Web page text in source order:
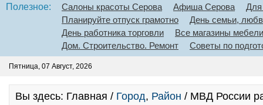
Полезное: Салоны красоты Серова Афиша Серова
Для
Планируйте отпуск грамотно
День семьи,
День работника торговли
Все магазины мебели
Дом. Строительство. Ремонт
Советы по
Пятница, 07 Август, 2026
Вы здесь: Главная / Город, Район / МВД России